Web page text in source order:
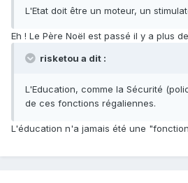
L'Etat doit être un moteur, un
Eh ! Le Père Noël est passé il y a plus
risketou a dit :
L'Education, comme la Sécurité
de ces fonctions régaliennes.
L'éducation n'a jamais été une